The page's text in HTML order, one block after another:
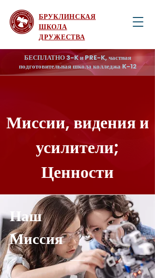
БРУКЛИНСКАЯ
ШКОЛА
ДРУЖЕСТВА
БЕСПЛАТНО 3-K и PRE-K, частная
подготовительная школа колледжа K-12
Миссии, видения и
усилители;
Ценности
Наш
Миссия